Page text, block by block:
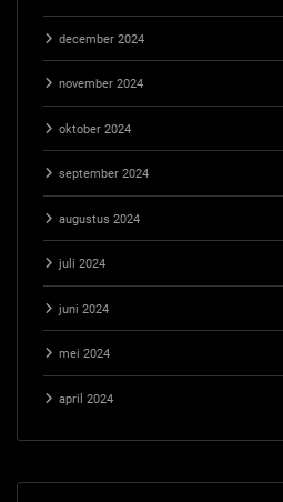
december 2024
november 2024
oktober 2024
september 2024
augustus 2024
juli 2024
juni 2024
mei 2024
april 2024